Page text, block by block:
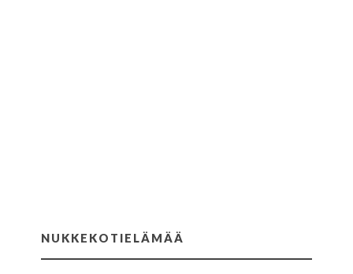
NUKKEKOTIELÄMÄÄ